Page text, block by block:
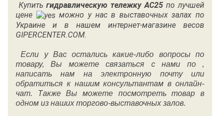
Купить гидравлическую тележкуАС25 по лучшей
цене
можно у нас в выставочных залах по
Украине и в нашем интернет-магазине весов
GIPERCENTER.COM.
Если у Вас остались какие-либо вопросы по
товару, Вы можете связаться с нами по ,
написать нам на электронную почту или
обратиться к нашим консультантам в онлайн-
чат. Также Вы можете посмотреть товар в
одном из наших торгово-выставочных залов.